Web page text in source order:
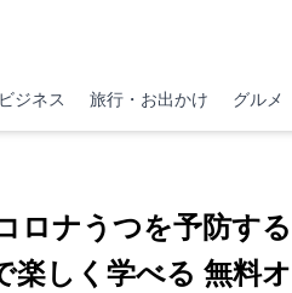
ジネス 旅行・お出かけ グルメ
ロナうつを予防す
楽しく学べる 無料